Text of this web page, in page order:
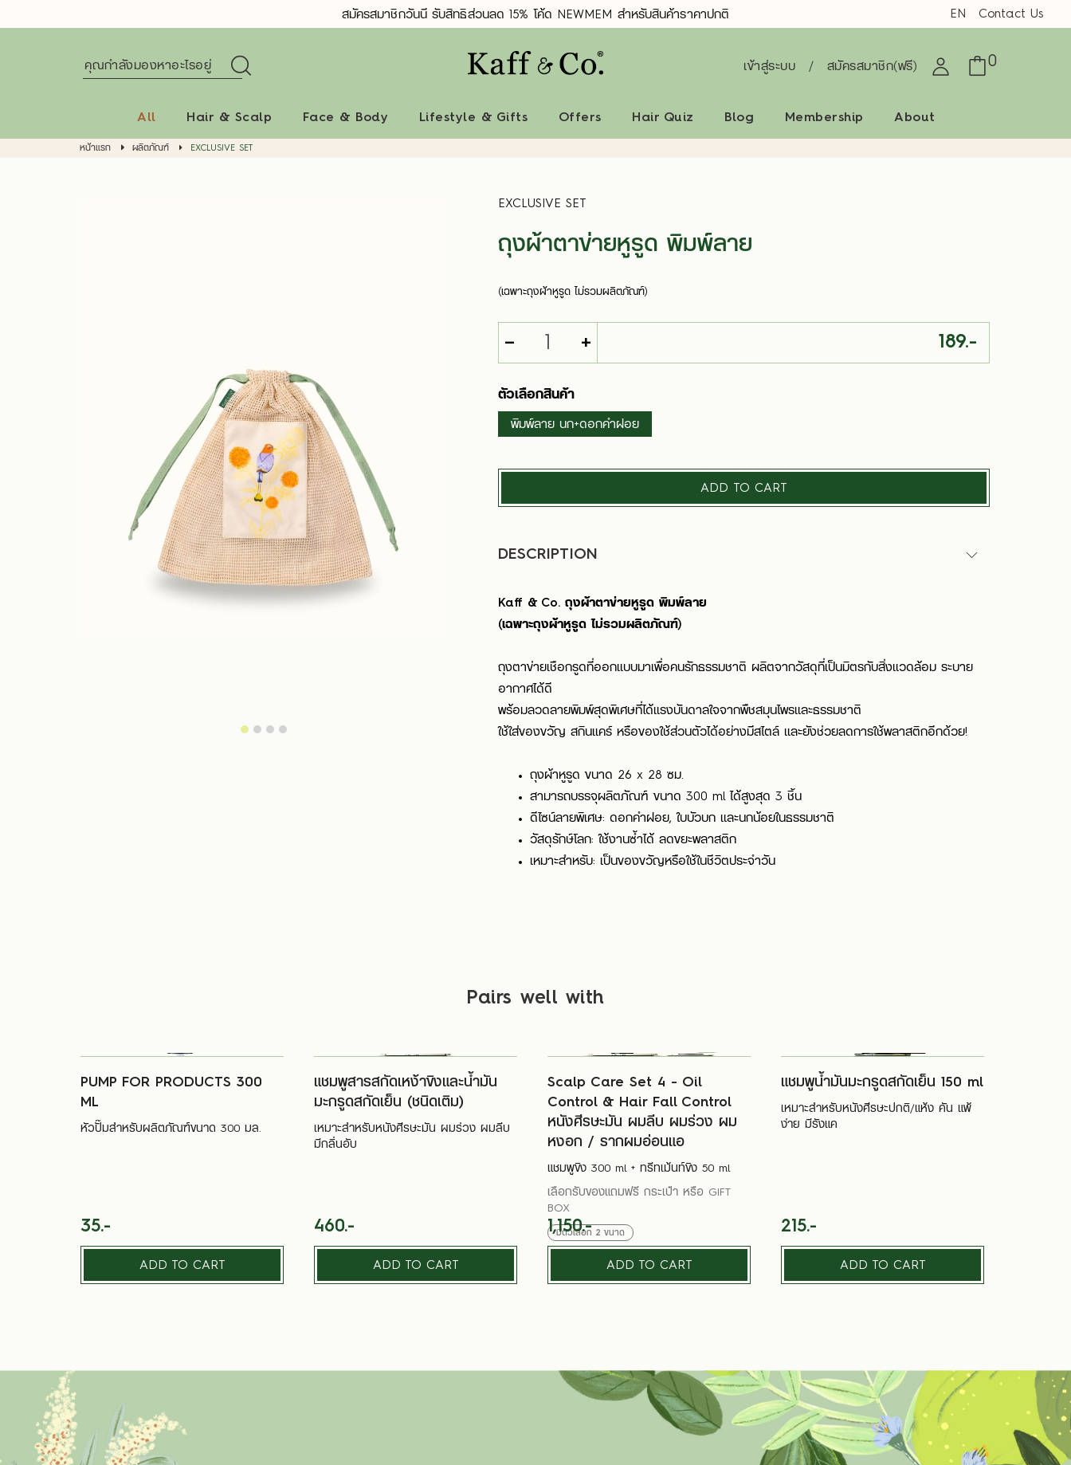
สมัครสมาชิกวันนี้ รับสิทธิ์ส่วนลด 15% โค้ด NEWMEM สำหรับสินค้าราคาปกติ EN Contact Us
เข้าสู่ระบบ / สมัครสมาชิก(ฟรี) 0
All Hair & Scalp Face & Body Lifestyle & Gifts Offers Hair Quiz Blog Membership About
หน้าแรก ผลิตภัณฑ์ EXCLUSIVE SET
EXCLUSIVE SET
ถุงผ้าตาข่ายหูรูด พิมพ์ลาย
(เฉพาะถุงผ้าหูรูด ไม่รวมผลิตภัณฑ์)
- + 189.-
ตัวเลือกสินค้า
พิมพ์ลาย นก+ดอกคำฝอย
ADD TO CART
DESCRIPTION
Kaff & Co. ถุงผ้าตาข่ายหูรูด พิมพ์ลาย
(เฉพาะถุงผ้าหูรูด ไม่รวมผลิตภัณฑ์)
ถุงตาข่ายเชือกรูดที่ออกแบบมาเพื่อคนรักธรรมชาติ ผลิตจากวัสดุที่เป็นมิตรกับสิ่งแวดล้อม ระบาย
อากาศได้ดี
พร้อมลวดลายพิมพ์สุดพิเศษที่ได้แรงบันดาลใจจากพืชสมุนไพรและธรรมชาติ
ใช้ใส่ของขวัญ สกินแคร์ หรือของใช้ส่วนตัวได้อย่างมีสไตล์ และยังช่วยลดการใช้พลาสติกอีกด้วย!
ถุงผ้าหูรูด ขนาด 26 x 28 ซม.
สามารถบรรจุผลิตภัณฑ์ ขนาด 300 ml ได้สูงสุด 3 ชิ้น
ดีไซน์ลายพิเศษ: ดอกคำฝอย, ใบบัวบก และนกน้อยในธรรมชาติ
วัสดุรักษ์โลก: ใช้งานซ้ำได้ ลดขยะพลาสติก
เหมาะสำหรับ: เป็นของขวัญหรือใช้ในชีวิตประจำวัน
Pairs well with
PUMP FOR PRODUCTS 300
ML
หัวปั๊มสำหรับผลิตภัณฑ์ขนาด 300 มล.
35.-
ADD TO CART
แชมพูสารสกัดเหง้าขิงและน้ำมัน
มะกรูดสกัดเย็น (ชนิดเติม)
เหมาะสำหรับหนังศีรษะมัน ผมร่วง ผมลีบ
มีกลิ่นอับ
460.-
ADD TO CART
Scalp Care Set 4 - Oil
Control & Hair Fall Control
หนังศีรษะมัน ผมลีบ ผมร่วง ผม
หงอก / รากผมอ่อนแอ
แชมพูขิง 300 ml + ทรีทเม้นท์ขิง 50 ml
เลือกรับของแถมฟรี กระเป๋า หรือ GIFT
BOX
มีตัวเลือก 2 ขนาด
1,150.-
ADD TO CART
แชมพูน้ำมันมะกรูดสกัดเย็น 150 ml
เหมาะสำหรับหนังศีรษะปกติ/แห้ง คัน แพ้
ง่าย มีรังแค
215.-
ADD TO CART